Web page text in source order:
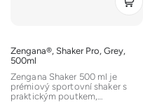
Zengana®, Shaker Pro, Grey,
500ml
Zengana Shaker 500 ml je
prémiový sportovní shaker s
praktickým poutkem,